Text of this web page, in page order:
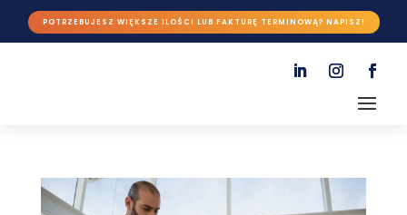
POTRZEBUJESZ WIĘKSZE ILOŚCI LUB FAKTURĘ TERMINOWĄ? NAPISZ!